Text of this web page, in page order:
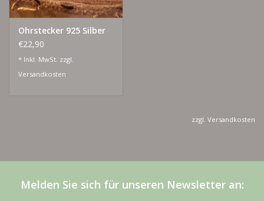
Ohrstecker 925 Silber
€22,90
* Inkl. MwSt. zzgl.
Versandkosten
zzgl. Versandkosten
Melden Sie sich für unseren Newsletter an: